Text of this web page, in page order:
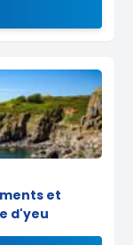
et
d'yeu